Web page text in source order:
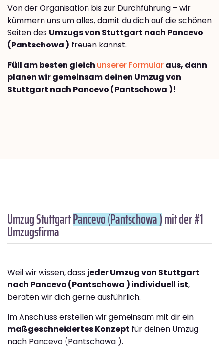
Von der Organisation bis zur Durchführung – wir
kümmern uns um alles, damit du dich auf die schönen
Seiten des Umzugs von Stuttgart nach Pancevo
(Pantschowa ) freuen kannst.
Füll am besten gleich unserer Formularaus, dann
planen wir gemeinsam deinen Umzug von
Stuttgart nach Pancevo (Pantschowa )!
Umzug StuttgartPancevo (Pantschowa )mit der #1
Umzugsfirma
Weil wir wissen, dass jeder Umzug von Stuttgart
nach Pancevo (Pantschowa ) individuell ist,
beraten wir dich gerne ausführlich.
Im Anschluss erstellen wir gemeinsam mit dir ein
maßgeschneidertes Konzept für deinen Umzug
nach Pancevo (Pantschowa ).